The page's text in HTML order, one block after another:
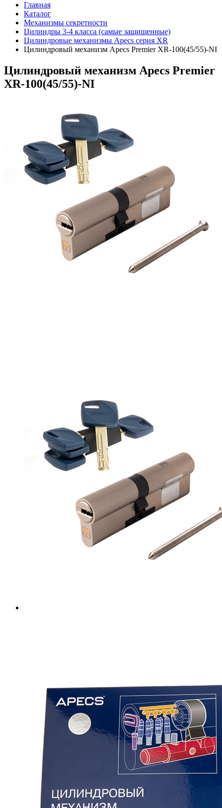
Главная
Каталог
Механизмы секретности
Цилиндры 3-4 класса (самые защищенные)
Цилиндровые механизмы Apecs серия XR
Цилиндровый механизм Apecs Premier XR-100(45/55)-NI
Цилиндровый механизм Apecs Premier
XR-100(45/55)-NI